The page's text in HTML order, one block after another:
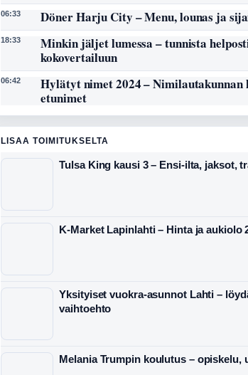
06:33 Döner Harju City – Menu, lounas ja
18:33
Minkin jäljet lumessa – tunnista
kokovertailuun
06:42
Hylätyt nimet 2024 – Nimilautakunnan
etunimet
LISAA TOIMITUKSELTA
Tulsa King kausi 3 – Ensi-ilta, jaksot,
K-Market Lapinlahti – Hinta ja aukiolo
Yksityiset vuokra-asunnot Lahti –
vaihtoehto
Melania Trumpin koulutus – opiskelu,